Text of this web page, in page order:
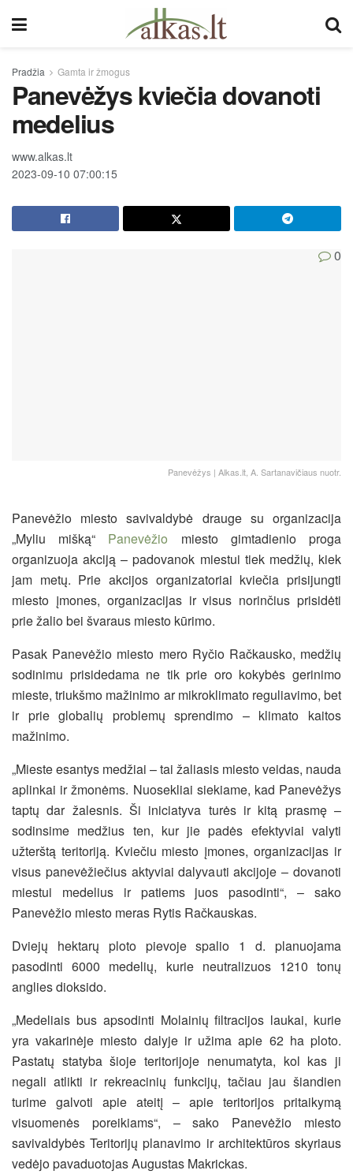
Pradžia Gamta ir žmogus
Panevėžys kviečia dovanoti
medelius
www.alkas.lt
2023-09-10 07:00:15
0
Panevėžys | Alkas.lt, A. Sartanavičiaus nuotr.
Panevėžio miesto savivaldybė drauge su organizacija
„Myliu mišką“ Panevėžio miesto gimtadienio proga
organizuoja akciją – padovanok miestui tiek medžių, kiek
jam metų. Prie akcijos organizatoriai kviečia prisijungti
miesto įmones, organizacijas ir visus norinčius prisidėti
prie žalio bei švaraus miesto kūrimo.
Pasak Panevėžio miesto mero Ryčio Račkausko, medžių
sodinimu prisidedama ne tik prie oro kokybės gerinimo
mieste, triukšmo mažinimo ar mikroklimato reguliavimo, bet
ir prie globalių problemų sprendimo – klimato kaitos
mažinimo.
„Mieste esantys medžiai – tai žaliasis miesto veidas, nauda
aplinkai ir žmonėms. Nuosekliai siekiame, kad Panevėžys
taptų dar žalesnis. Ši iniciatyva turės ir kitą prasmę –
sodinsime medžius ten, kur jie padės efektyviai valyti
užterštą teritoriją. Kviečiu miesto įmones, organizacijas ir
visus panevėžiečius aktyviai dalyvauti akcijoje – dovanoti
miestui medelius ir patiems juos pasodinti“, – sako
Panevėžio miesto meras Rytis Račkauskas.
Dviejų hektarų ploto pievoje spalio 1 d. planuojama
pasodinti 6000 medelių, kurie neutralizuos 1210 tonų
anglies dioksido.
„Medeliais bus apsodinti Molainių filtracijos laukai, kurie
yra vakarinėje miesto dalyje ir užima apie 62 ha ploto.
Pastatų statyba šioje teritorijoje nenumatyta, kol kas ji
negali atlikti ir rekreacinių funkcijų, tačiau jau šiandien
turime galvoti apie ateitį – apie teritorijos pritaikymą
visuomenės poreikiams“, – sako Panevėžio miesto
savivaldybės Teritorijų planavimo ir architektūros skyriaus
vedėjo pavaduotojas Augustas Makrickas.